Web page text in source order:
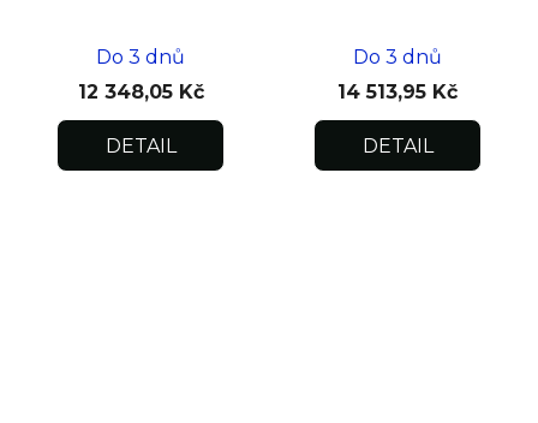
Do 3 dnů
12 348,05 Kč
DETAIL
Do 3 dnů
14 513,95 Kč
DETAIL